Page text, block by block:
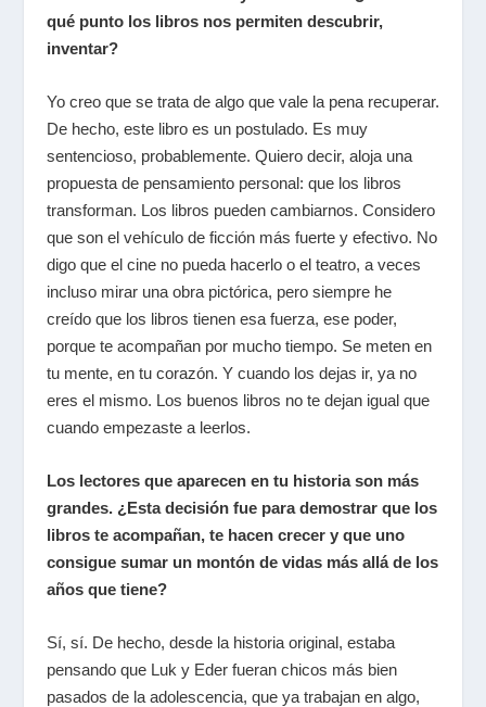
qué punto los libros nos permiten descubrir,
inventar?
Yo creo que se trata de algo que vale la pena recuperar.
De hecho, este libro es un postulado. Es muy
sentencioso, probablemente. Quiero decir, aloja una
propuesta de pensamiento personal: que los libros
transforman. Los libros pueden cambiarnos. Considero
que son el vehículo de ficción más fuerte y efectivo. No
digo que el cine no pueda hacerlo o el teatro, a veces
incluso mirar una obra pictórica, pero siempre he
creído que los libros tienen esa fuerza, ese poder,
porque te acompañan por mucho tiempo. Se meten en
tu mente, en tu corazón. Y cuando los dejas ir, ya no
eres el mismo. Los buenos libros no te dejan igual que
cuando empezaste a leerlos.
Los lectores que aparecen en tu historia son más
grandes. ¿Esta decisión fue para demostrar que los
libros te acompañan, te hacen crecer y que uno
consigue sumar un montón de vidas más allá de los
años que tiene?
Sí, sí. De hecho, desde la historia original, estaba
pensando que Luk y Eder fueran chicos más bien
pasados de la adolescencia, que ya trabajan en algo,